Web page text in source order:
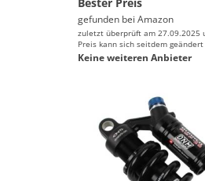
gefunden bei Amazon
zuletzt überprüft am 27.09.2025
Preis kann sich seitdem geändert
Keine weiteren Anbieter